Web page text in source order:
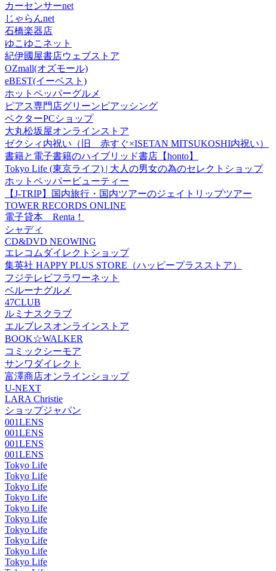
カーセンサーnet
じゃらんnet
石橋楽器店
ゆこゆこネット
紀伊國屋書店ウェブストア
OZmall(オズモール)
eBEST(イーベスト)
ホットペッパーグルメ
ピアス専門店グリーンピアッシング
ベクターPCショップ
大丸松坂屋オンラインストア
ゼクシィ内祝い（旧 赤すぐ×ISETAN MITSUKOSHI内祝い）
書籍と電子書籍のハイブリッド書店【honto】
Tokyo Life (東京ライフ) | 大人の男女の為のセレクトショップ
ホットペッパービューティー
【J-TRIP】国内旅行・国内ツアーのジェイトリップツアー
TOWER RECORDS ONLINE
電子貸本 Renta！
シャディ
CD&DVD NEOWING
エレコムダイレクトショップ
集英社 HAPPY PLUS STORE（ハッピープラスストア）
フジテレビフラワーネット
ベルーナグルメ
47CLUB
ルミナスクラブ
エルブレスオンラインストア
BOOK☆WALKER
コミックシーモア
サンワダイレクト
富澤商店オンラインショップ
U-NEXT
LARA Christie
ショップジャパン
001LENS
001LENS
001LENS
001LENS
Tokyo Life
Tokyo Life
Tokyo Life
Tokyo Life
Tokyo Life
Tokyo Life
Tokyo Life
Tokyo Life
Tokyo Life
Tokyo Life